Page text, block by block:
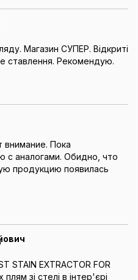
Магазин СУПЕР. Відкриті
ставлення. Рекомендую.
внимание. Пока
с аналогами. Обидно, что
продукцию появилась
STAIN EXTRACTOR FOR
зі стелі в інтер'єрі